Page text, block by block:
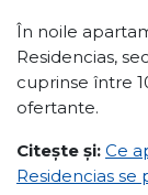
În noile
Residencias,
cuprinse între
ofertante.
Citește și: Ce
Residencias se